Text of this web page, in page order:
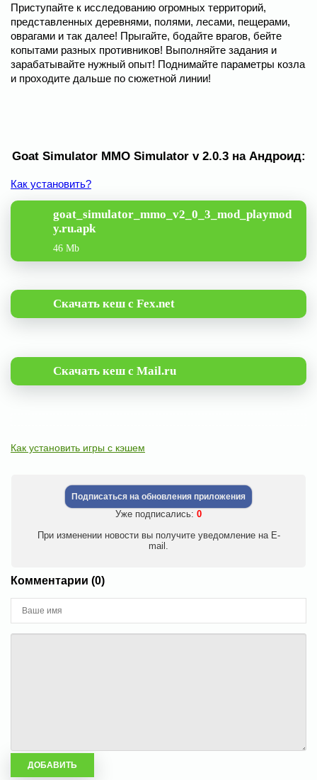
Приступайте к исследованию огромных территорий,
представленных деревнями, полями, лесами, пещерами,
оврагами и так далее! Прыгайте, бодайте врагов, бейте
копытами разных противников! Выполняйте задания и
зарабатывайте нужный опыт! Поднимайте параметры козла
и проходите дальше по сюжетной линии!
Goat Simulator MMO Simulator v 2.0.3 на Андроид:
Как установить?
goat_simulator_mmo_v2_0_3_mod_playmod
y.ru.apk
46 Mb
Скачать кеш с Fex.net
Скачать кеш с Mail.ru
Как установить игры с кэшем
Подписаться на обновления приложения
Уже подписались: 0
При изменении новости вы получите уведомление на E-
mail.
Комментарии (0)